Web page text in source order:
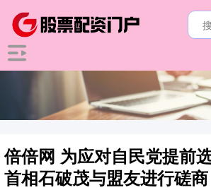
倍倍网 为应对自民党提前
首相石破茂与盟友进行磋商